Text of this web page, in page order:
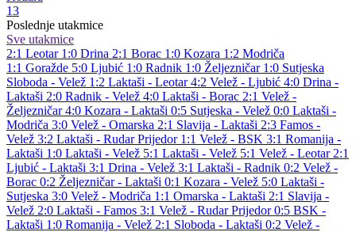
13
Poslednje utakmice
Sve utakmice
2:1 Leotar 1:0 Drina 2:1 Borac 1:0 Kozara 1:2 Modriča
1:1 Goražde 5:0 Ljubić 1:0 Radnik 1:0 Željezničar 1:0 Sutjeska
Sloboda - Velež 1:2 Laktaši - Leotar 4:2 Velež - Ljubić 4:0 Drina -
Laktaši 2:0 Radnik - Velež 4:0 Laktaši - Borac 2:1 Velež -
Željezničar 4:0 Kozara - Laktaši 0:5 Sutjeska - Velež 0:0 Laktaši -
Modriča 3:0 Velež - Omarska 2:1 Slavija - Laktaši 2:3 Famos -
Velež 3:2 Laktaši - Rudar Prijedor 1:1 Velež - BSK 3:1 Romanija -
Laktaši 1:0 Laktaši - Velež 5:1 Laktaši - Velež 5:1 Velež - Leotar 2:1
Ljubić - Laktaši 3:1 Drina - Velež 3:1 Laktaši - Radnik 0:2 Velež -
Borac 0:2 Željezničar - Laktaši 0:1 Kozara - Velež 5:0 Laktaši -
Sutjeska 3:0 Velež - Modriča 1:1 Omarska - Laktaši 2:1 Slavija -
Velež 2:0 Laktaši - Famos 3:1 Velež - Rudar Prijedor 0:5 BSK -
Laktaši 1:0 Romanija - Velež 2:1 Sloboda - Laktaši 0:2 Velež -